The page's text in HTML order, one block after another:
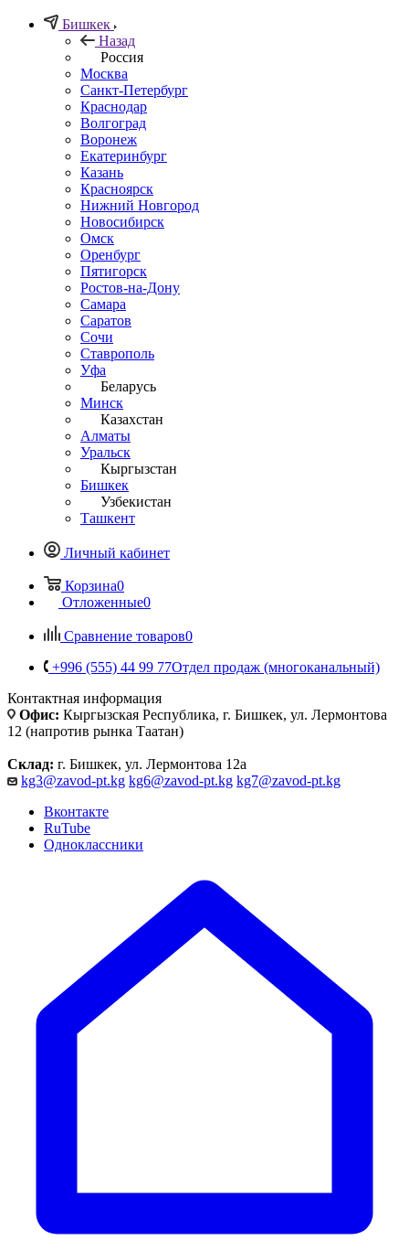
Бишкек
Назад
Россия
Москва
Санкт-Петербург
Краснодар
Волгоград
Воронеж
Екатеринбург
Казань
Красноярск
Нижний Новгород
Новосибирск
Омск
Оренбург
Пятигорск
Ростов-на-Дону
Самара
Саратов
Сочи
Ставрополь
Уфа
Беларусь
Минск
Казахстан
Алматы
Уральск
Кыргызстан
Бишкек
Узбекистан
Ташкент
Личный кабинет
Корзина0
Отложенные0
Сравнение товаров0
+996 (555) 44 99 77Отдел продаж (многоканальный)
Контактная информация
Офис: Кыргызская Республика, г. Бишкек, ул. Лермонтова
12 (напротив рынка Таатан)
Склад: г. Бишкек, ул. Лермонтова 12а
kg3@zavod-pt.kg kg6@zavod-pt.kg kg7@zavod-pt.kg
Вконтакте
RuTube
Одноклассники